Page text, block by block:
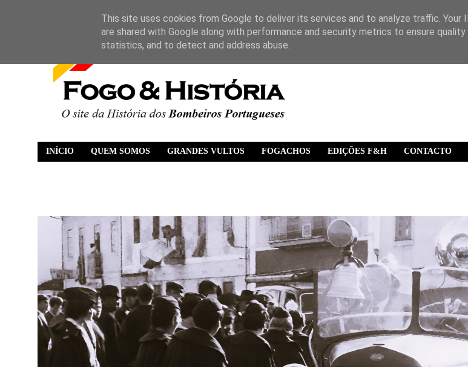
INÍCIO QUEM SOMOS GRANDES VULTOS FOGACHOS EDIÇÕES F&H CONTACTO
This site uses cookies from Google to deliver its services and to analyze traffic. Your
are shared with Google along with performance and security metrics to ensure
statistics, and to detect and address abuse.